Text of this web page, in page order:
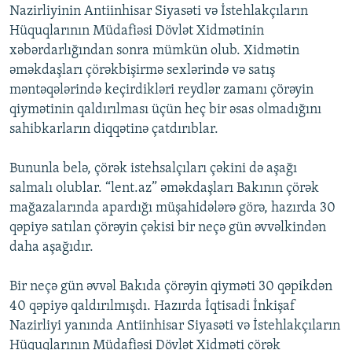
İNFOQRAFIKA
KARIKATURA
AZƏRBAYCAN ƏDƏBIYYATI KITABXANASI
İSLAM VƏ DEMOKRATIYA
İZ - MƏDƏNIYYƏT PROQRAMI
MISSIYAMIZ
PEŞƏ ETIKASI VƏ JURNALISTIKA STANDARTLARIMIZ
MATERIALLARIMIZDAN ISTIFADƏ
AZADLIQRADIOSU MOBIL TELEFONUNUZDA
BIZIMLƏ ƏLAQƏ
BIZI IZLƏ
RFE/RL-in bütün saytları
Nazirliyinin Antiinhisar Siyasəti və İstehlakçıların
Hüquqlarının Müdafiəsi Dövlət Xidmətinin
xəbərdarlığından sonra mümkün olub. Xidmətin
əməkdaşları çörəkbişirmə sexlərində və satış
məntəqələrində keçirdikləri reydlər zamanı çörəyin
qiymətinin qaldırılması üçün heç bir əsas olmadığını
sahibkarların diqqətinə çatdırıblar.
Bununla belə, çörək istehsalçıları çəkini də aşağı
salmalı olublar. “lent.az” əməkdaşları Bakının çörək
mağazalarında apardığı müşahidələrə görə, hazırda 30
qəpiyə satılan çörəyin çəkisi bir neçə gün əvvəlkindən
daha aşağıdır.
Bir neçə gün əvvəl Bakıda çörəyin qiyməti 30 qəpikdən
40 qəpiyə qaldırılmışdı. Hazırda İqtisadi İnkişaf
Nazirliyi yanında Antiinhisar Siyasəti və İstehlakçıların
Hüquqlarının Müdafiəsi Dövlət Xidməti çörək